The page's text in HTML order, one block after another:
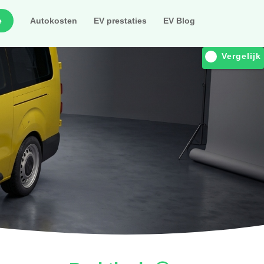
Autokosten EV prestaties EV Blog
Vergelijk